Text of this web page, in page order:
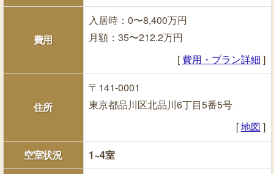
費用
入居時：0〜8,400万円
月額：35〜212.2万円
[ 費用・プラン詳細 ]
住所
〒141-0001
東京都品川区北品川6丁目5番5号
[地図 ]
空室状況
1~4室